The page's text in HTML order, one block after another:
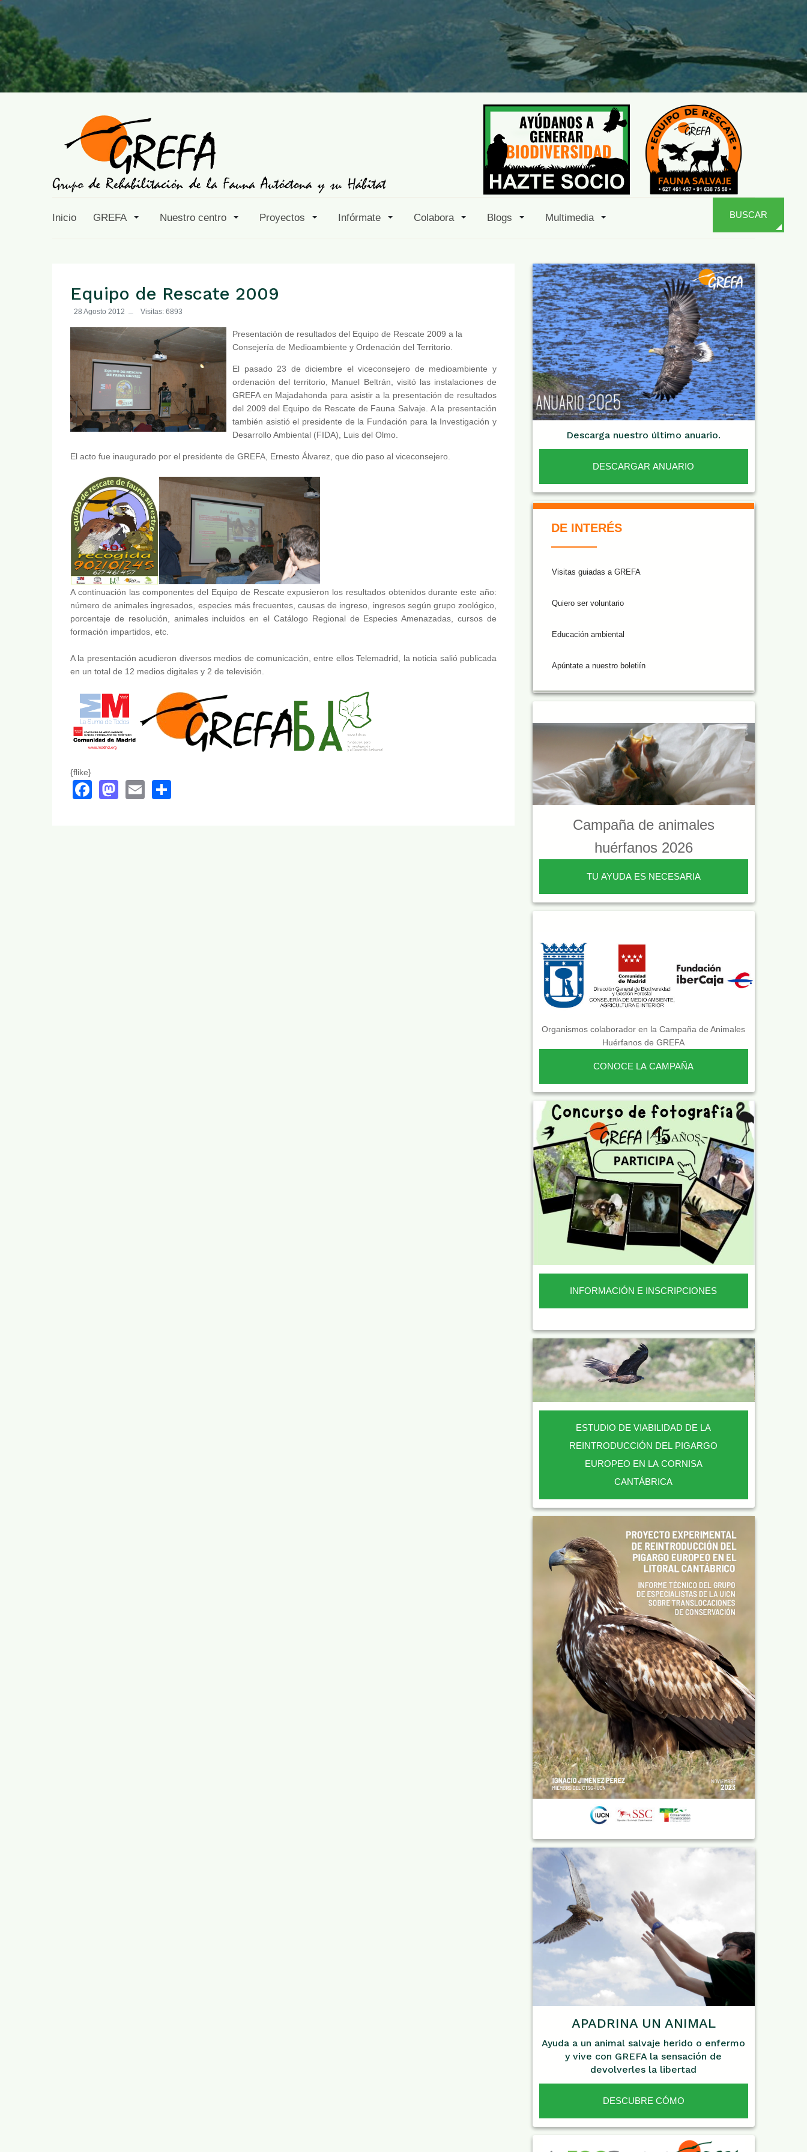
Inicio GREFA Nuestro centro Proyectos Infórmate Colabora Blogs Multimedia BUSCAR
Equipo de Rescate 2009
28 Agosto 2012 Visitas: 6893
Presentación de resultados del Equipo de Rescate 2009 a la
Consejería de Medioambiente y Ordenación del Territorio.
El pasado 23 de diciembre el viceconsejero de medioambiente y
ordenación del territorio, Manuel Beltrán, visitó las instalaciones de
GREFA en Majadahonda para asistir a la presentación de resultados
del 2009 del Equipo de Rescate de Fauna Salvaje. A la presentación
también asistió el presidente de la Fundación para la Investigación y
Desarrollo Ambiental (FIDA), Luis del Olmo.
El acto fue inaugurado por el presidente de GREFA, Ernesto Álvarez, que dio paso al viceconsejero.
A continuación las componentes del Equipo de Rescate expusieron los resultados obtenidos durante este año:
número de animales ingresados, especies más frecuentes, causas de ingreso, ingresos según grupo zoológico,
porcentaje de resolución, animales incluidos en el Catálogo Regional de Especies Amenazadas, cursos de
formación impartidos, etc.
A la presentación acudieron diversos medios de comunicación, entre ellos Telemadrid, la noticia salió publicada
en un total de 12 medios digitales y 2 de televisión.
{flike}
Facebook
Mastodon
Email
Descarga nuestro último anuario.
DESCARGAR ANUARIO
DE INTERÉS
Visitas guiadas a GREFA
Quiero ser voluntario
Educación ambiental
Apúntate a nuestro boletiín
Campaña de animales
huérfanos 2026
TU AYUDA ES NECESARIA
Organismos colaborador en la Campaña de Animales
Huérfanos de GREFA
CONOCE LA CAMPAÑA
INFORMACIÓN E INSCRIPCIONES
ESTUDIO DE VIABILIDAD DE LA
REINTRODUCCIÓN DEL PIGARGO
EUROPEO EN LA CORNISA
CANTÁBRICA
APADRINA UN ANIMAL
Ayuda a un animal salvaje herido o enfermo
y vive con GREFA la sensación de
devolverles la libertad
DESCUBRE CÓMO